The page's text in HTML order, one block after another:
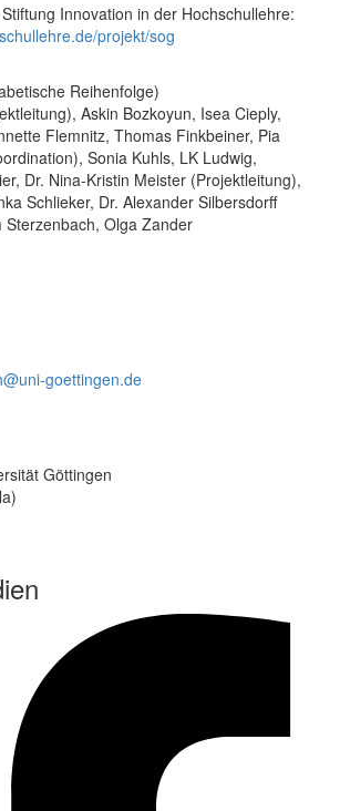
Innovation in der Hochschullehre:
projekt/sog
Reihenfolge)
Askin Bozkoyun, Isea Cieply,
Flemnitz, Thomas Finkbeiner, Pia
Sonia Kuhls, LK Ludwig,
Dr. Nina-Kristin Meister (Projektleitung),
Schlieker, Dr. Alexander Silbersdorff
Sterzenbach, Olga Zander
goettingen.de
Göttingen